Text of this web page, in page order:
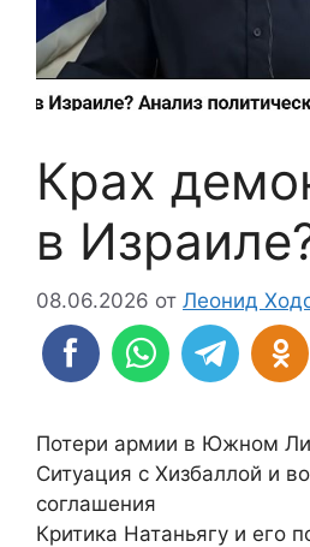
Крах
в
08.06.2026 от Леонид
Потери армии в Южном
Ситуация с Хизбаллой и
соглашения
Критика Натаньягу и его